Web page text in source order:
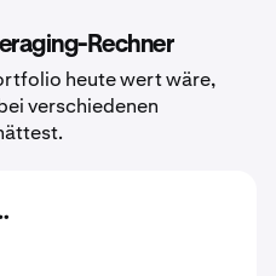
Rechner
heute wert wäre,
verschiedenen